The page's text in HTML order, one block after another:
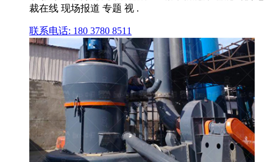
裁在线 现场报道 专题 视 .
联系电话: 180 3780 8511